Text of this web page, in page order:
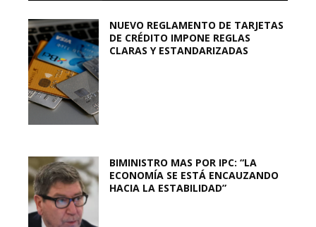
NUEVO REGLAMENTO DE TARJETAS
DE CRÉDITO IMPONE REGLAS
CLARAS Y ESTANDARIZADAS
BIMINISTRO MAS POR IPC: “LA
ECONOMÍA SE ESTÁ ENCAUZANDO
HACIA LA ESTABILIDAD”